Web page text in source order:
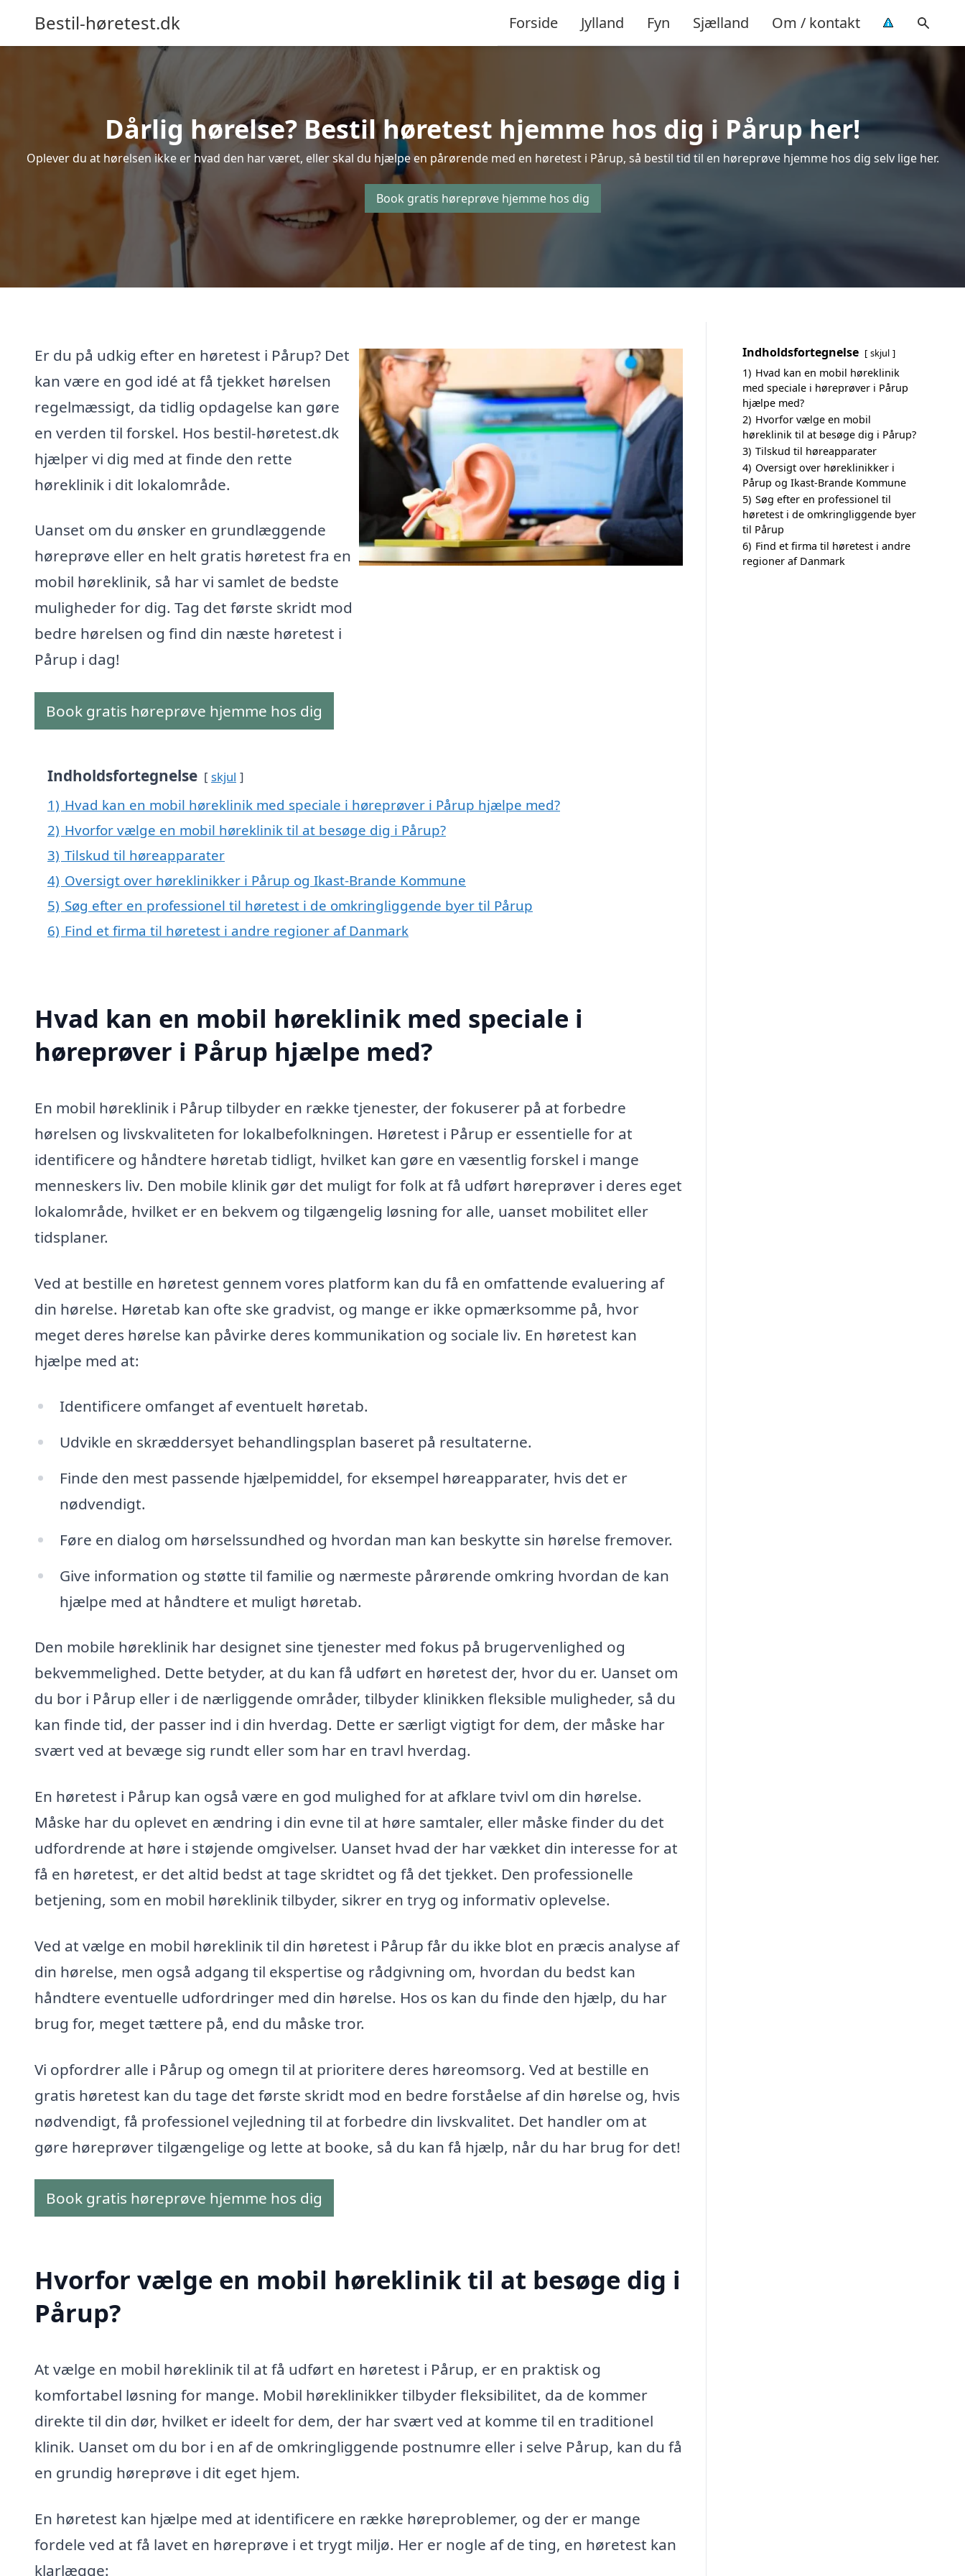
Bestil-høretest.dk Forside Jylland Fyn Sjælland Om / kontakt
Dårlig hørelse? Bestil høretest hjemme hos dig i Pårup her!
Oplever du at hørelsen ikke er hvad den har været, eller skal du hjælpe en pårørende med en høretest i Pårup, så bestil tid til en høreprøve hjemme hos dig selv lige her.
Book gratis høreprøve hjemme hos dig
Er du på udkig efter en høretest i Pårup? Det
kan være en god idé at få tjekket hørelsen
regelmæssigt, da tidlig opdagelse kan gøre
en verden til forskel. Hos bestil-høretest.dk
hjælper vi dig med at finde den rette
høreklinik i dit lokalområde.
Uanset om du ønsker en grundlæggende
høreprøve eller en helt gratis høretest fra en
mobil høreklinik, så har vi samlet de bedste
muligheder for dig. Tag det første skridt mod
bedre hørelsen og find din næste høretest i
Pårup i dag!
Book gratis høreprøve hjemme hos dig
Indholdsfortegnelse skjul
1) Hvad kan en mobil høreklinik med speciale i høreprøver i Pårup hjælpe med?
2) Hvorfor vælge en mobil høreklinik til at besøge dig i Pårup?
3) Tilskud til høreapparater
4) Oversigt over høreklinikker i Pårup og Ikast-Brande Kommune
5) Søg efter en professionel til høretest i de omkringliggende byer til Pårup
6) Find et firma til høretest i andre regioner af Danmark
Hvad kan en mobil høreklinik med speciale i
høreprøver i Pårup hjælpe med?
En mobil høreklinik i Pårup tilbyder en række tjenester, der fokuserer på at forbedre
hørelsen og livskvaliteten for lokalbefolkningen. Høretest i Pårup er essentielle for at
identificere og håndtere høretab tidligt, hvilket kan gøre en væsentlig forskel i mange
menneskers liv. Den mobile klinik gør det muligt for folk at få udført høreprøver i deres eget
lokalområde, hvilket er en bekvem og tilgængelig løsning for alle, uanset mobilitet eller
tidsplaner.
Ved at bestille en høretest gennem vores platform kan du få en omfattende evaluering af
din hørelse. Høretab kan ofte ske gradvist, og mange er ikke opmærksomme på, hvor
meget deres hørelse kan påvirke deres kommunikation og sociale liv. En høretest kan
hjælpe med at:
Identificere omfanget af eventuelt høretab.
Udvikle en skræddersyet behandlingsplan baseret på resultaterne.
Finde den mest passende hjælpemiddel, for eksempel høreapparater, hvis det er
nødvendigt.
Føre en dialog om hørselssundhed og hvordan man kan beskytte sin hørelse fremover.
Give information og støtte til familie og nærmeste pårørende omkring hvordan de kan
hjælpe med at håndtere et muligt høretab.
Den mobile høreklinik har designet sine tjenester med fokus på brugervenlighed og
bekvemmelighed. Dette betyder, at du kan få udført en høretest der, hvor du er. Uanset om
du bor i Pårup eller i de nærliggende områder, tilbyder klinikken fleksible muligheder, så du
kan finde tid, der passer ind i din hverdag. Dette er særligt vigtigt for dem, der måske har
svært ved at bevæge sig rundt eller som har en travl hverdag.
En høretest i Pårup kan også være en god mulighed for at afklare tvivl om din hørelse.
Måske har du oplevet en ændring i din evne til at høre samtaler, eller måske finder du det
udfordrende at høre i støjende omgivelser. Uanset hvad der har vækket din interesse for at
få en høretest, er det altid bedst at tage skridtet og få det tjekket. Den professionelle
betjening, som en mobil høreklinik tilbyder, sikrer en tryg og informativ oplevelse.
Ved at vælge en mobil høreklinik til din høretest i Pårup får du ikke blot en præcis analyse af
din hørelse, men også adgang til ekspertise og rådgivning om, hvordan du bedst kan
håndtere eventuelle udfordringer med din hørelse. Hos os kan du finde den hjælp, du har
brug for, meget tættere på, end du måske tror.
Vi opfordrer alle i Pårup og omegn til at prioritere deres høreomsorg. Ved at bestille en
gratis høretest kan du tage det første skridt mod en bedre forståelse af din hørelse og, hvis
nødvendigt, få professionel vejledning til at forbedre din livskvalitet. Det handler om at
gøre høreprøver tilgængelige og lette at booke, så du kan få hjælp, når du har brug for det!
Book gratis høreprøve hjemme hos dig
Hvorfor vælge en mobil høreklinik til at besøge dig i
Pårup?
At vælge en mobil høreklinik til at få udført en høretest i Pårup, er en praktisk og
komfortabel løsning for mange. Mobil høreklinikker tilbyder fleksibilitet, da de kommer
direkte til din dør, hvilket er ideelt for dem, der har svært ved at komme til en traditionel
klinik. Uanset om du bor i en af de omkringliggende postnumre eller i selve Pårup, kan du få
en grundig høreprøve i dit eget hjem.
En høretest kan hjælpe med at identificere en række høreproblemer, og der er mange
fordele ved at få lavet en høreprøve i et trygt miljø. Her er nogle af de ting, en høretest kan
klarlægge:
Indholdsfortegnelse skjul
1) Hvad kan en mobil høreklinik
med speciale i høreprøver i Pårup
hjælpe med?
2) Hvorfor vælge en mobil
høreklinik til at besøge dig i Pårup?
3) Tilskud til høreapparater
4) Oversigt over høreklinikker i
Pårup og Ikast-Brande Kommune
5) Søg efter en professionel til
høretest i de omkringliggende byer
til Pårup
6) Find et firma til høretest i andre
regioner af Danmark